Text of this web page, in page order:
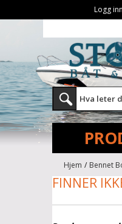
Logg inn
Hjem / Bennet
FINNER